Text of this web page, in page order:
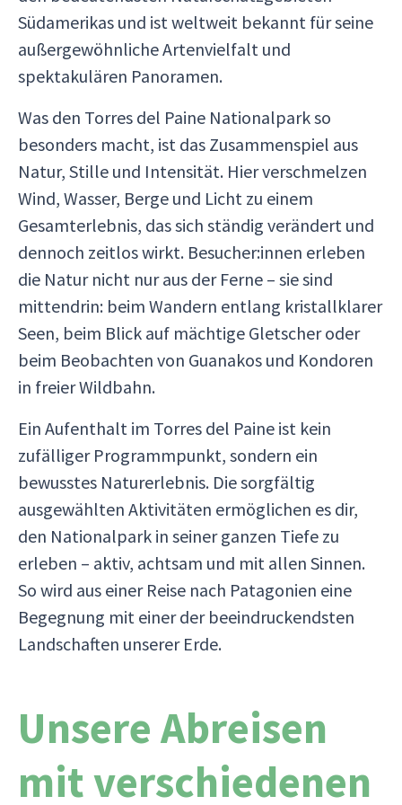
Südamerikas und ist weltweit bekannt für seine
außergewöhnliche Artenvielfalt und
spektakulären Panoramen.
Was den Torres del Paine Nationalpark so
besonders macht, ist das Zusammenspiel aus
Natur, Stille und Intensität. Hier verschmelzen
Wind, Wasser, Berge und Licht zu einem
Gesamterlebnis, das sich ständig verändert und
dennoch zeitlos wirkt. Besucher:innen erleben
die Natur nicht nur aus der Ferne – sie sind
mittendrin: beim Wandern entlang kristallklarer
Seen, beim Blick auf mächtige Gletscher oder
beim Beobachten von Guanakos und Kondoren
in freier Wildbahn.
Ein Aufenthalt im Torres del Paine ist kein
zufälliger Programmpunkt, sondern ein
bewusstes Naturerlebnis. Die sorgfältig
ausgewählten Aktivitäten ermöglichen es dir,
den Nationalpark in seiner ganzen Tiefe zu
erleben – aktiv, achtsam und mit allen Sinnen.
So wird aus einer Reise nach Patagonien eine
Begegnung mit einer der beeindruckendsten
Landschaften unserer Erde.
Unsere Abreisen
mit verschiedenen